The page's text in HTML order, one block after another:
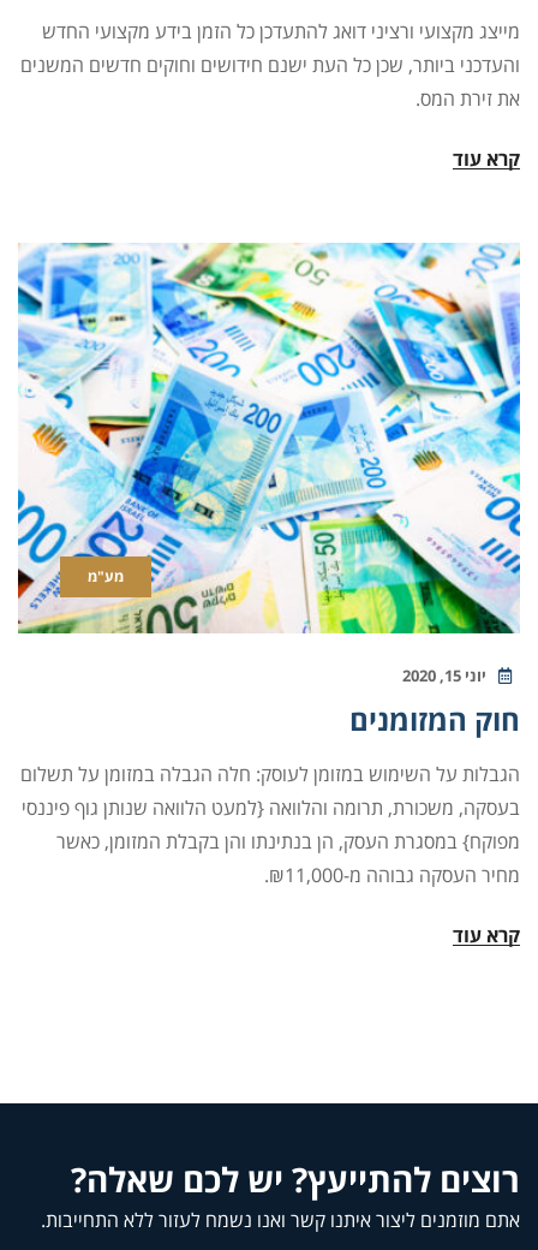
מייצג מקצועי ורציני דואג להתעדכן כל הזמן בידע מקצועי החדש
והעדכני ביותר, שכן כל העת ישנם חידושים וחוקים חדשים המשנים
את זירת המס.
קרא עוד
מע"מ
יוני 15, 2020
חוק המזומנים
הגבלות על השימוש במזומן לעוסק: חלה הגבלה במזומן על תשלום
בעסקה, משכורת, תרומה והלוואה {למעט הלוואה שנותן גוף פיננסי
מפוקח} במסגרת העסק, הן בנתינתו והן בקבלת המזומן, כאשר
מחיר העסקה גבוהה מ-₪11,000.
קרא עוד
רוצים להתייעץ? יש לכם שאלה?
אתם מוזמנים ליצור איתנו קשר ואנו נשמח לעזור ללא התחייבות.